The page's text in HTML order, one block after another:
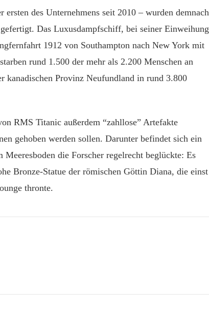
des Unternehmens seit 2010 – wurden demnach
Das Luxusdampfschiff, bei seiner Einweihung
1912 von Southampton nach New York mit
rund 1.500 der mehr als 2.200 Menschen an
kanadischen Provinz Neufundland in rund 3.800
RMS Titanic außerdem “zahllose” Artefakte
gehoben werden sollen. Darunter befindet sich ein
die Forscher regelrecht beglückte: Es
Bronze-Statue der römischen Göttin Diana, die einst
thronte.